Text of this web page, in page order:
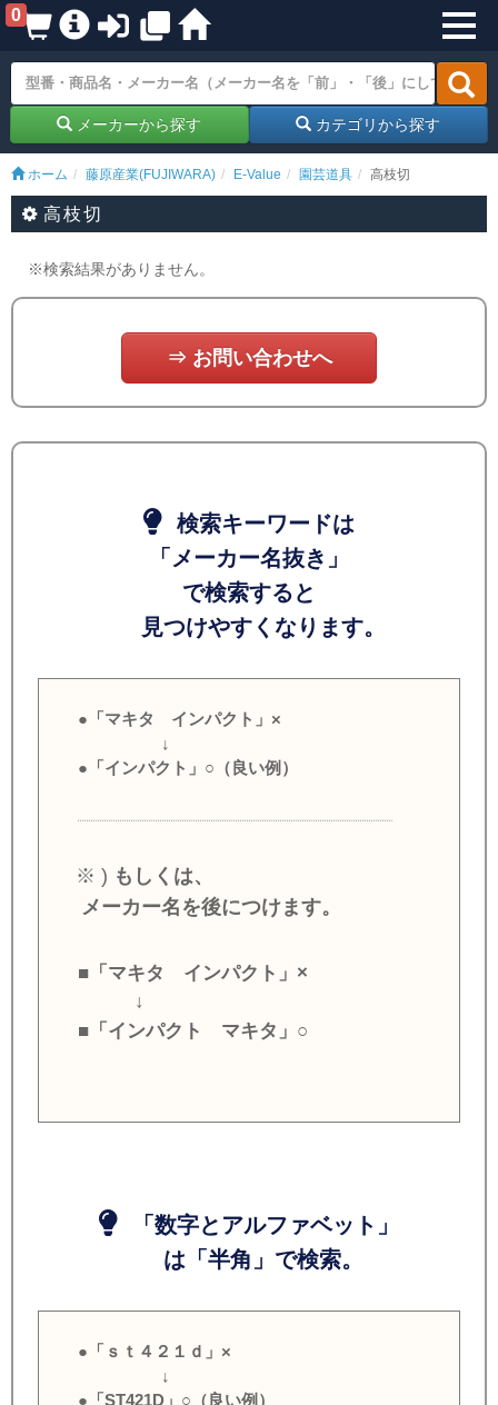
0
メーカーから探す カテゴリから探す
ホーム 藤原産業(FUJIWARA) E-Value 園芸道具 高枝切
高枝切
※検索結果がありません。
⇒ お問い合わせへ
検索キーワードは
「メーカー名抜き」
で検索すると
見つけやすくなります。
●「マキタ インパクト」×
↓
●「インパクト」○（良い例）
※ ) もしくは、
メーカー名を後につけます。
■「マキタ インパクト」×
↓
■「インパクト マキタ」○
「数字とアルファベット」
は「半角」で検索。
●「ｓｔ４２１ｄ」×
↓
●「ST421D」○（良い例）